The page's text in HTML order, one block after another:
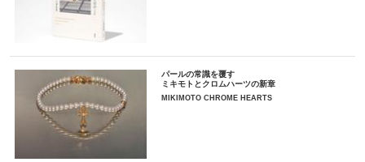
パールの常識を覆す
ミキモトとクロムハーツの新章
MIKIMOTO CHROME HEARTS